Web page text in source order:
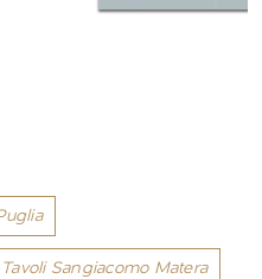
Tavoli Sangiacomo Matera